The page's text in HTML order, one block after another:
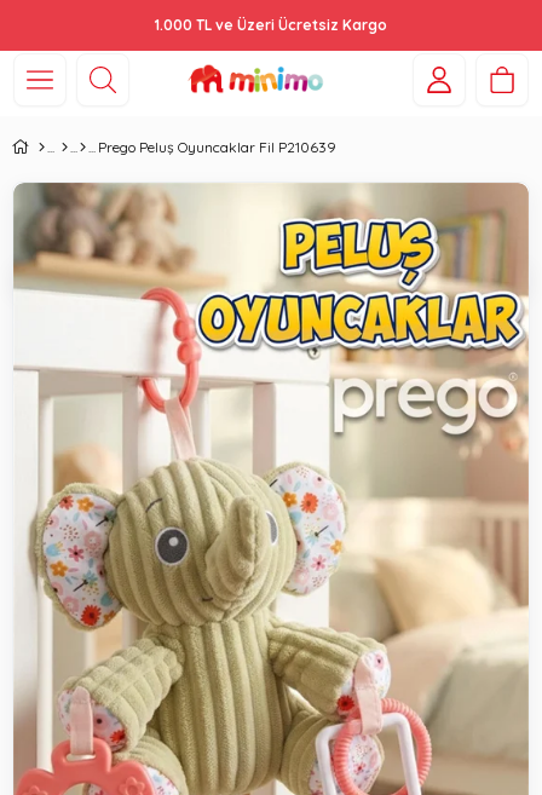
1.000 TL ve Üzeri Ücretsiz Kargo
Prego Peluş Oyuncaklar Fil P210639